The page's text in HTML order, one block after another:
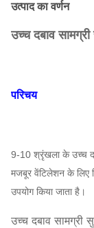
उत्पाद का वर्णन
उच्च दबाव
परिचय
9-10 श्रृंखला के उच्च
मजबूर वेंटिलेशन के लिए
उपयोग किया जाता है।
उच्च दबाव सामग्री